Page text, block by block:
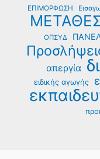
ΕΠΙΜΟΡΦΩΣΗ
ΟΠΣΥΔ
απεργία
ειδικής αγωγής